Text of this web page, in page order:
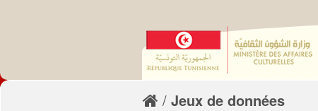
Jeux de données